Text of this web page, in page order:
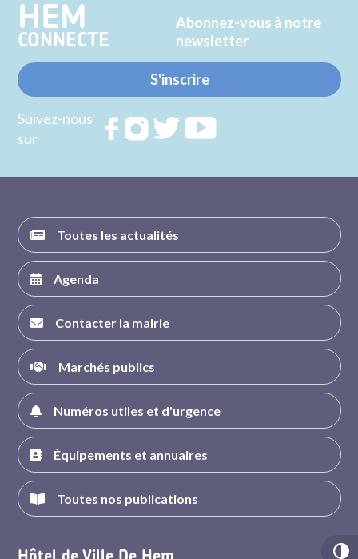
HEM
CONNECTE
Abonnez-vous à notre
newsletter
S'inscrire
Suivez-nous
sur
RejoignezRejoignezRejoignez
Toutes les actualités
Agenda
Contacter la mairie
Marchés publics
Numéros utiles et d'urgence
Équipements et annuaires
Toutes nos publications